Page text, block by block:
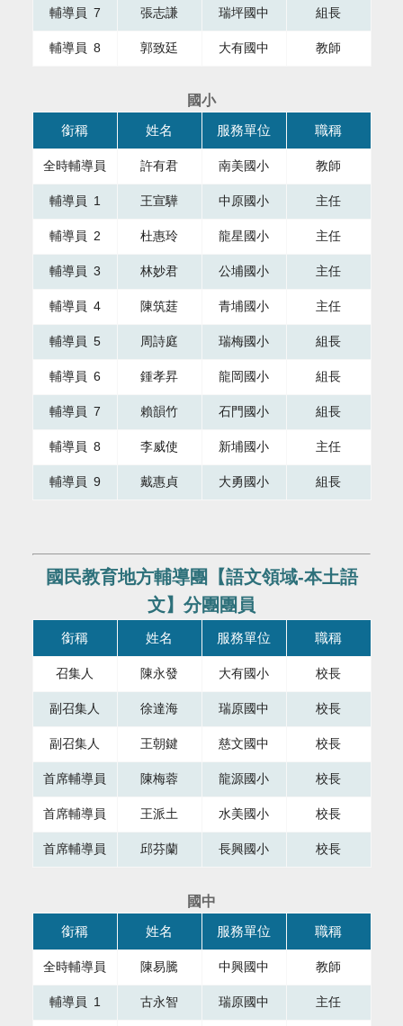
輔導員 7 張志謙 瑞坪國中 組長
輔導員 8 郭致廷 大有國中 教師
國小
本表格為組織成員，共有四個直欄，第一直欄銜稱，第二直
銜稱 姓名 服務單位 職稱
全時輔導員 許有君 南美國小 教師
輔導員 1 王宣驊 中原國小 主任
輔導員 2 杜惠玲 龍星國小 主任
輔導員 3 林妙君 公埔國小 主任
輔導員 4 陳筑莛 青埔國小 主任
輔導員 5 周詩庭 瑞梅國小 組長
輔導員 6 鍾孝昇 龍岡國小 組長
輔導員 7 賴韻竹 石門國小 組長
輔導員 8 李威使 新埔國小 主任
輔導員 9 戴惠貞 大勇國小 組長
國民教育地方輔導團【語文領域-本土語
文】分團團員
本表格為組織成員，共有四個直欄，第一直欄銜稱，第二直
銜稱 姓名 服務單位 職稱
召集人 陳永發 大有國小 校長
副召集人 徐達海 瑞原國中 校長
副召集人 王朝鍵 慈文國中 校長
首席輔導員 陳梅蓉 龍源國小 校長
首席輔導員 王派土 水美國小 校長
首席輔導員 邱芬蘭 長興國小 校長
國中
本表格為組織成員，共有四個直欄，第一直欄銜稱，第二直
銜稱 姓名 服務單位 職稱
全時輔導員 陳易騰 中興國中 教師
輔導員 1 古永智 瑞原國中 主任